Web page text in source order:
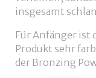
insgesamt
Für Anfänger ist
Produkt sehr
der Bronzing